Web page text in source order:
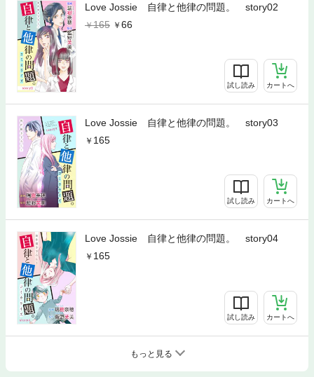
Love Jossie 自律と他律の問題。 story02
165
66
試し読み カートへ
Love Jossie 自律と他律の問題。 story03
165
試し読み カートへ
Love Jossie 自律と他律の問題。 story04
165
試し読み カートへ
もっと見る